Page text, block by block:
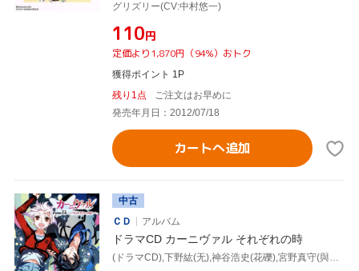
グリズリー(CV:中村悠一)
¥110円
定価より1,870円（94%）おトク
獲得ポイント 1P
残り1点
ご注文はお早めに
発売年月日：2012/07/18
カートへ追加
中古
ＣＤ
アルバム
ドラマCD カーニヴァル それぞれの時
(ドラマCD),下野紘(无),神谷浩史(花礫),宮野真守(與儀),遠藤綾(ツクモ),小野大輔(平門),遊佐浩二(朔),中村悠一(喰)